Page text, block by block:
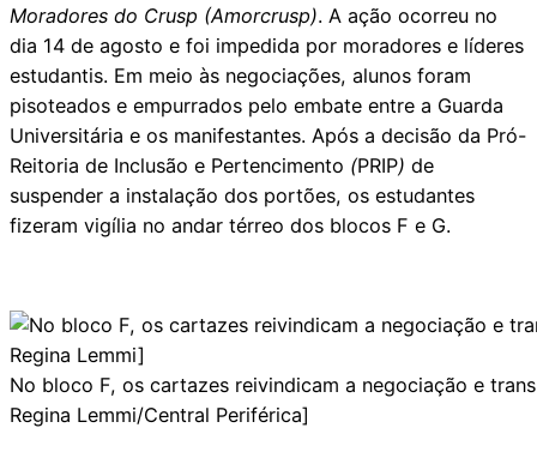
Moradores do Crusp (Amorcrusp). A ação ocorreu no
dia 14 de agosto e foi impedida por moradores e líderes
estudantis. Em meio às negociações, alunos foram
pisoteados e empurrados pelo embate entre a Guarda
Universitária e os manifestantes. Após a decisão da Pró-
Reitoria de Inclusão e Pertencimento (PRIP) de
suspender a instalação dos portões, os estudantes
fizeram vigília no andar térreo dos blocos F e G.
No bloco F, os cartazes reivindicam a negociação e
Regina Lemmi/Central Periférica]